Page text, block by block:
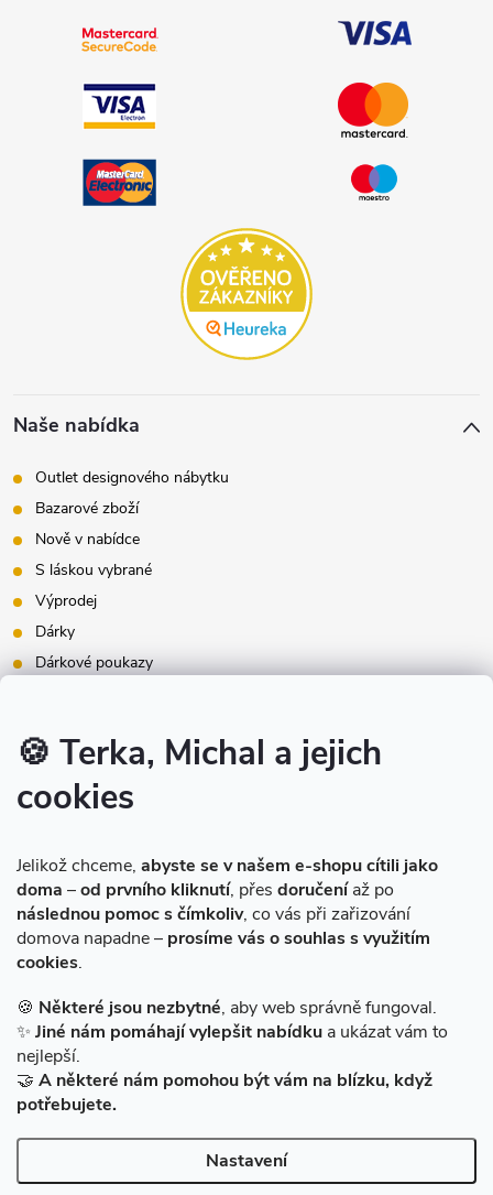
🍪 Terka, Michal a jejich
cookies
Jelikož chceme, abyste se v našem e-shopu cítili jako
doma –od prvního kliknutí, přes doručeníaž po
následnou pomoc s čímkoliv, co vás při zařizování
domova napadne – prosíme vás o souhlas s využitím
cookies.
🍪 Některé jsou nezbytné, aby web správně fungoval.
✨ Jiné nám pomáhají vylepšit nabídku a ukázat vám to
nejlepší.
🤝 A některé nám pomohou být vám na blízku, když
potřebujete.
Nastavení
Naše nabídka
Outlet designového nábytku
Bazarové zboží
Nově v nabídce
S láskou vybrané
Výprodej
Dárky
Dárkové poukazy
Instagram
Facebook
Copyright 2026BAZARMS-HK. Všechna práva vyhrazena.